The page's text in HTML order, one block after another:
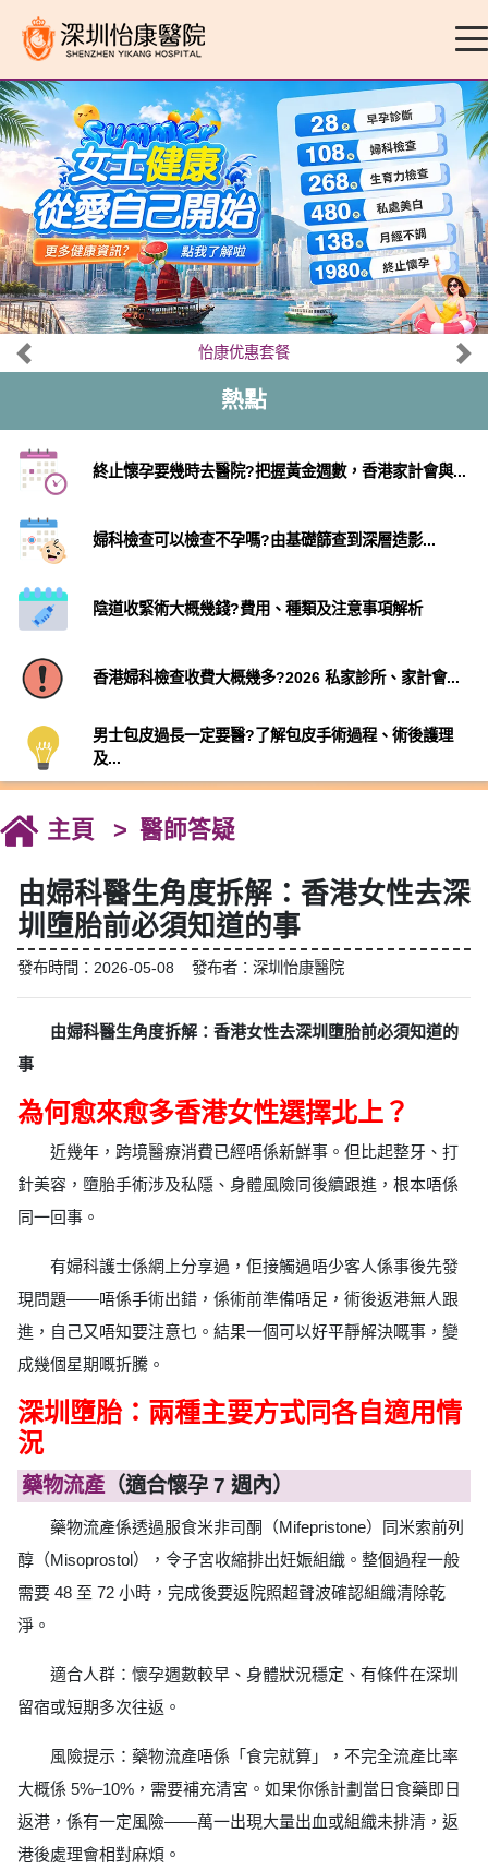
怡康优惠套餐
熱點
終止懷孕要幾時去醫院?把握黃金週數，香港家計會與...
婦科檢查可以檢查不孕嗎?由基礎篩查到深層造影...
陰道收緊術大概幾錢?費用、種類及注意事項解析
香港婦科檢查收費大概幾多?2026 私家診所、家計會...
男士包皮過長一定要醫?了解包皮手術過程、術後護理
及...
主頁 醫師答疑
由婦科醫生角度拆解：香港女性去深
圳墮胎前必須知道的事
發布時間：2026-05-08 發布者：深圳怡康醫院
由婦科醫生角度拆解：香港女性去深圳墮胎前必須知道的
事
為何愈來愈多香港女性選擇北上？
近幾年，跨境醫療消費已經唔係新鮮事。但比起整牙、打
針美容，墮胎手術涉及私隱、身體風險同後續跟進，根本唔係
同一回事。
有婦科護士係網上分享過，佢接觸過唔少客人係事後先發
現問題——唔係手術出錯，係術前準備唔足，術後返港無人跟
進，自己又唔知要注意乜。結果一個可以好平靜解決嘅事，變
成幾個星期嘅折騰。
深圳墮胎：兩種主要方式同各自適用情
況
藥物流產（適合懷孕 7 週內）
藥物流產係透過服食米非司酮（Mifepristone）同米索前列
醇（Misoprostol），令子宮收縮排出妊娠組織。整個過程一般
需要 48 至 72 小時，完成後要返院照超聲波確認組織清除乾
淨。
適合人群：懷孕週數較早、身體狀況穩定、有條件在深圳
留宿或短期多次往返。
風險提示：藥物流產唔係「食完就算」，不完全流產比率
大概係 5%–10%，需要補充清宮。如果你係計劃當日食藥即日
返港，係有一定風險——萬一出現大量出血或組織未排清，返
港後處理會相對麻煩。